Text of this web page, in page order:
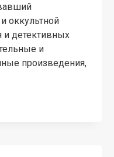
оккультной
и детективных
и
произведения,